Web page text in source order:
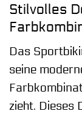
Stilvolles
Das
seine
zieht. Dieses